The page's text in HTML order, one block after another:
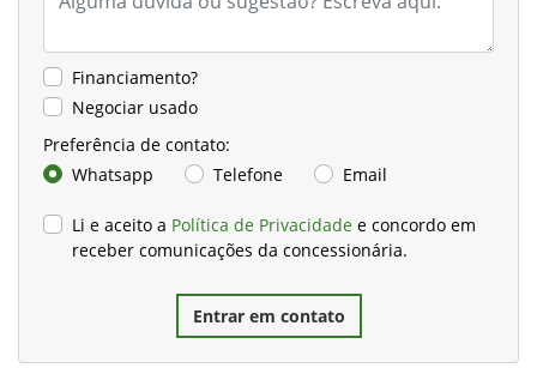
Financiamento?
Negociar usado
Preferência de contato:
Whatsapp
Telefone Email
Li e aceito a Política de Privacidade e concordo em
receber comunicações da concessionária.
Entrar em contato